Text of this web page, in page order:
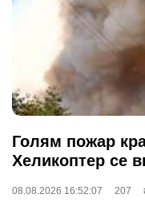
Голям пожар
Хеликоптер се
08.08.2026 16:52:07 207